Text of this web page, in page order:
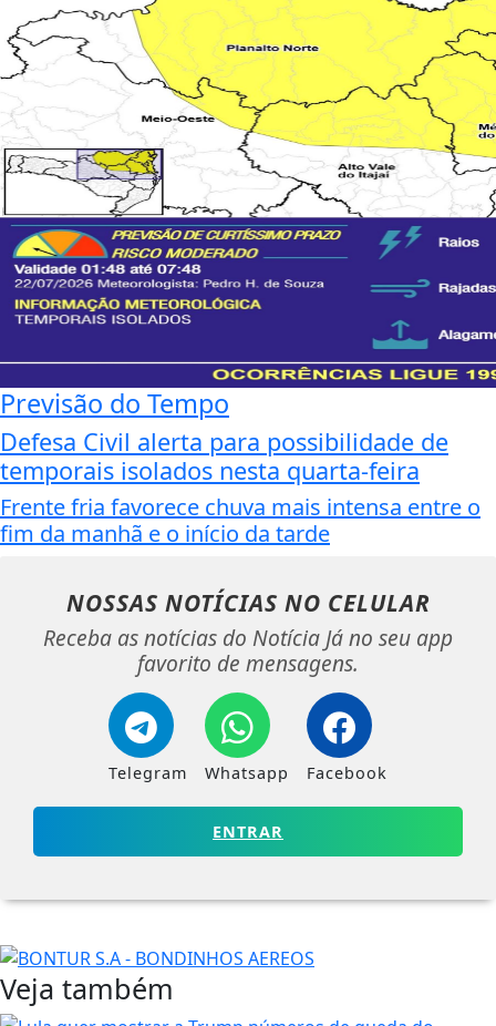
Previsão do Tempo
Defesa Civil alerta para possibilidade de
temporais isolados nesta quarta-feira
Frente fria favorece chuva mais intensa entre o
fim da manhã e o início da tarde
NOSSAS NOTÍCIAS NO CELULAR
Receba as notícias do Notícia Já no seu app
favorito de mensagens.
Telegram Whatsapp Facebook
ENTRAR
Veja também